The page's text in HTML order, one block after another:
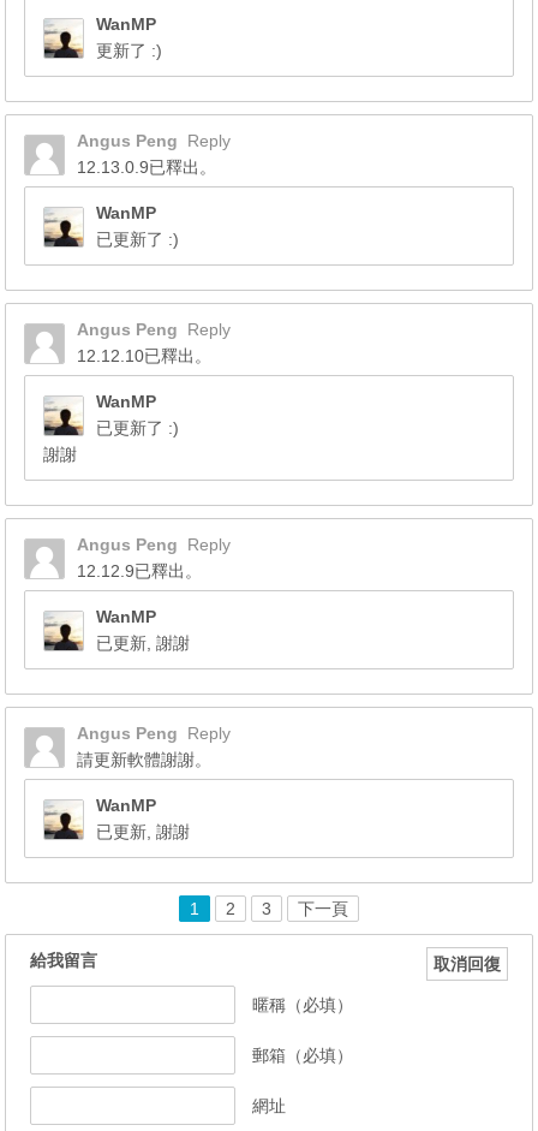
WanMP
更新了 :)
Angus Peng
Reply
12.13.0.9已釋出。
WanMP
已更新了 :)
Angus Peng
Reply
12.12.10已釋出。
WanMP
已更新了 :)
謝謝
Angus Peng
Reply
12.12.9已釋出。
WanMP
已更新, 謝謝
Angus Peng
Reply
請更新軟體謝謝。
WanMP
已更新, 謝謝
1 2 3 下一頁
給我留言 取消回復
暱稱（必填）
郵箱（必填）
網址